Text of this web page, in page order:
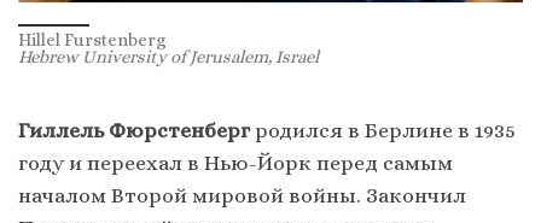
Hillel Furstenberg
Hebrew University of Jerusalem, Israel
Гиллель Фюрстенбергродился в Берлине в 1935
году и переехал в Нью-Йорк перед самым
началом Второй мировой войны. Закончил